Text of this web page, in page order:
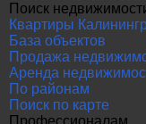
Поиск
Квартиры
База объектов
Продажа
Аренда
По районам
Поиск по карте
Профессионалам